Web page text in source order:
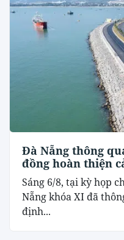
Đà Nẵng thông
đồng hoàn thiện
Sáng 6/8, tại kỳ họp
Nẵng khóa XI đã
định...